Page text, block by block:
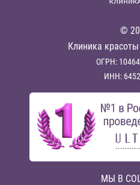
©
Клиника
ОГРН:
ИНН:
МЫ В